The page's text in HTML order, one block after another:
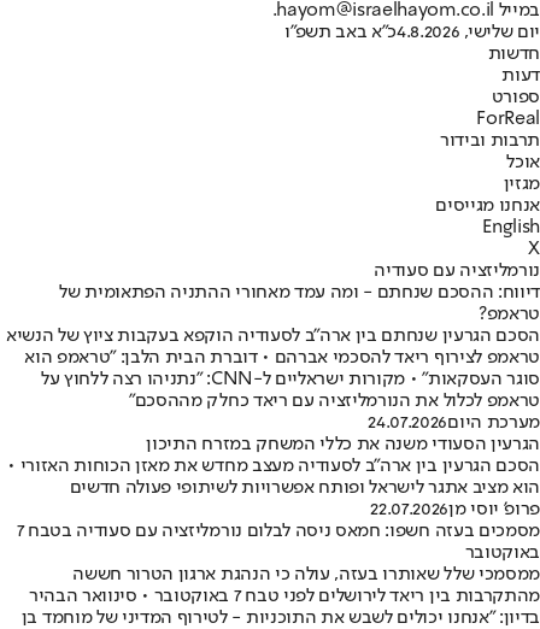
במייל hayom@israelhayom.co.il.
יום שלישי, 4.8.2026
כ"א באב תשפ"ו
חדשות
דעות
ספורט
ForReal
תרבות ובידור
אוכל
מגזין
אנחנו מגייסים
English
X
נורמליזציה עם סעודיה
דיווח: ההסכם שנחתם - ומה עמד מאחורי ההתניה הפתאומית של
טראמפ?
הסכם הגרעין שנחתם בין ארה"ב לסעודיה הוקפא בעקבות ציוץ של הנשיא
טראמפ לצירוף ריאד להסכמי אברהם • דוברת הבית הלבן: "טראמפ הוא
סוגר העסקאות" • מקורות ישראליים ל-CNN: "נתניהו רצה ללחוץ על
טראמפ לכלול את הנורמליזציה עם ריאד כחלק מההסכם"
מערכת היום24.07.2026
הגרעין הסעודי משנה את כללי המשחק במזרח התיכון
הסכם הגרעין בין ארה"ב לסעודיה מעצב מחדש את מאזן הכוחות האזורי •
הוא מציב אתגר לישראל ופותח אפשרויות לשיתופי פעולה חדשים
פרופ' יוסי מן22.07.2026
מסמכים בעזה חשפו: חמאס ניסה לבלום נורמליזציה עם סעודיה בטבח 7
באוקטובר
ממסמכי שלל שאותרו בעזה, עולה כי הנהגת ארגון הטרור חששה
מהתקרבות בין ריאד לירושלים לפני טבח 7 באוקטובר • סינוואר הבהיר
בדיון: "אנחנו יכולים לשבש את התוכניות - לטירוף המדיני של מוחמד בן